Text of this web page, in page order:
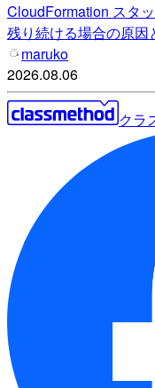
CloudFormation スタ
残り続ける場合の原因
maruko
2026.08.06
クラ